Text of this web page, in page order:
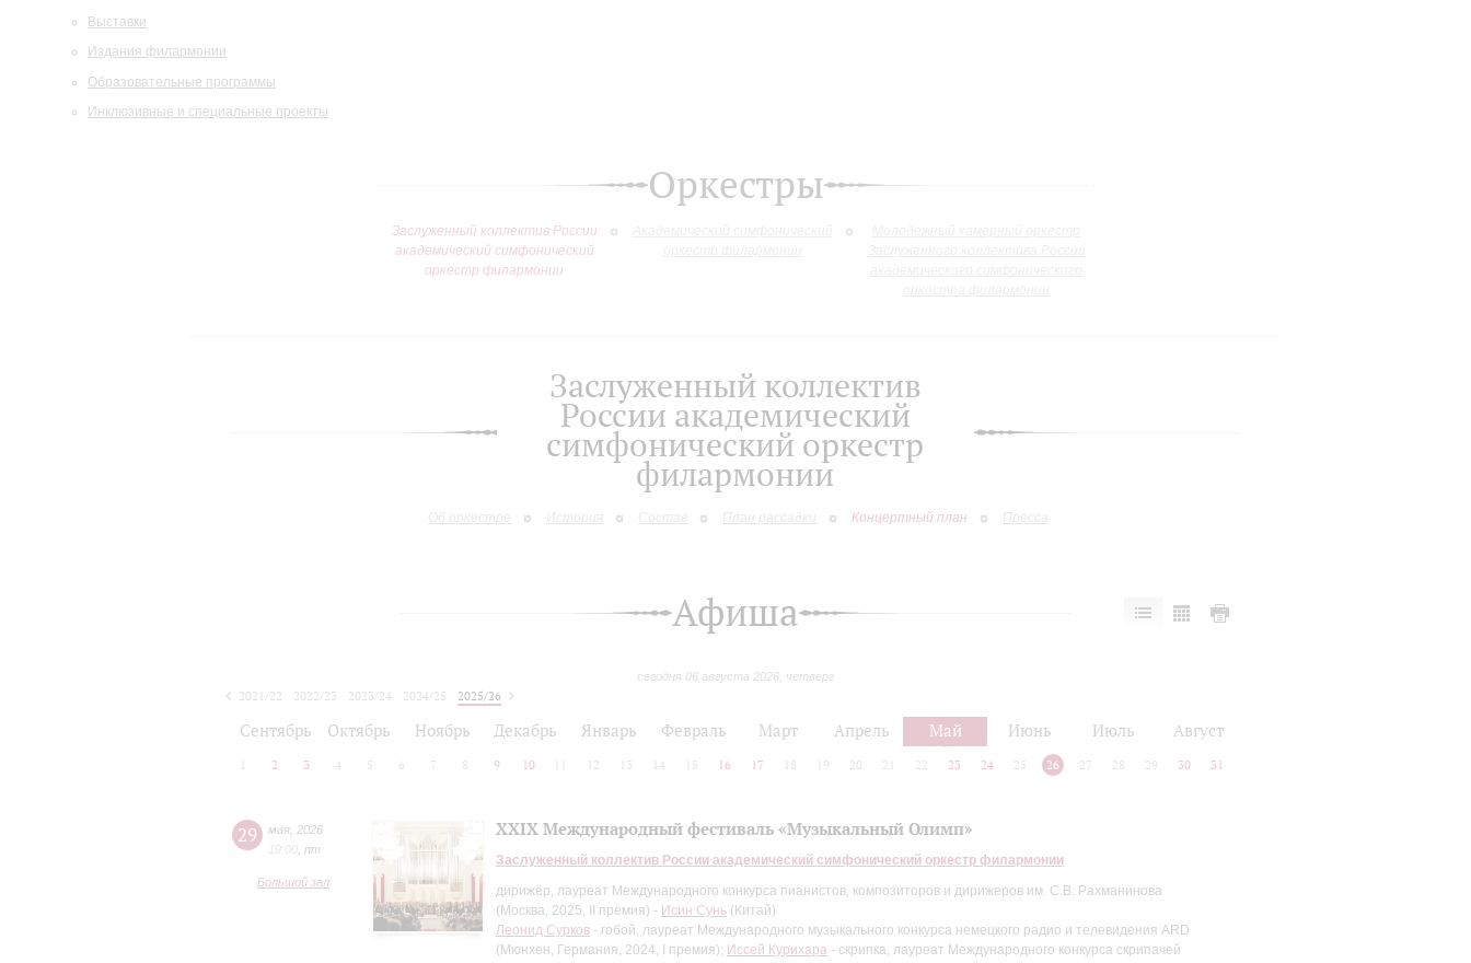
Выставки
Издания филармонии
Образовательные программы
Инклюзивные и специальные проекты
Оркестры
Заслуженный коллектив России
академический симфонический
оркестр филармонии
Заслуженный коллектив
России академический
симфонический оркестр
филармонии
Об оркестре История Состав План рассадки Концертный план Пресса
Афиша
сегодня 06 августа 2026, четверг
2021/22 2022/23 2023/24 2024/25
2025/26
Сентябрь Октябрь Ноябрь Декабрь Январь Февраль Март Апрель Май Июнь Июль Август
2 3 4 5 6 7 8 9 10 12 13 14 15 16 17 18 19 20 21 22 23 24 25 26 27 28 29 30 31
29 мая 2026
19:00 пт
Большой зал
XXIX Международный фестиваль «Музыкальный Олимп»
Заслуженный коллектив России академический симфонический оркестр филармонии
дирижёр, лауреат Международного конкурса пианистов, композиторов и дирижеров им. С.В. Рахманинова
(Москва, 2025, II премия) - Исин Сунь (Китай)
Леонид Сурков - гобой, лауреат Международного музыкального конкурса немецкого радио и телевидения ARD
(Мюнхен, Германия, 2024, I премия); Иссей Курихара - скрипка, лауреат Международного конкурса скрипачей